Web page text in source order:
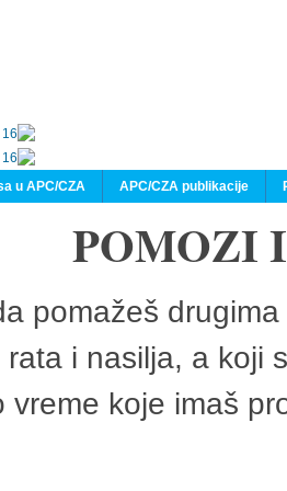
APC/CZA publikacije
u APC/CZA
POMOZI
pomažeš
i nasilja, a koji
vreme koje imaš